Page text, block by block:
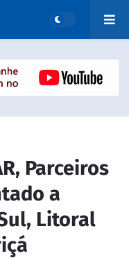
Parceiros
a
Litoral